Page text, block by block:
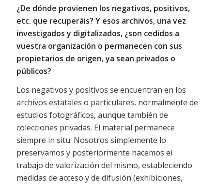
¿De dónde provienen los negativos, positivos,
etc. que recuperáis? Y esos archivos, una vez
investigados y digitalizados, ¿son cedidos a
vuestra organización o permanecen con sus
propietarios de origen, ya sean privados o
públicos?
Los negativos y positivos se encuentran en los
archivos estatales o particulares, normalmente de
estudios fotográficos, aunque también de
colecciones privadas. El material permanece
siempre in situ. Nosotros simplemente lo
preservamos y posteriormente hacemos el
trabajo de valorización del mismo, estableciendo
medidas de acceso y de difusión (exhibiciones,